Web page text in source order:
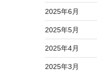
2025年6月
2025年5月
2025年4月
2025年3月